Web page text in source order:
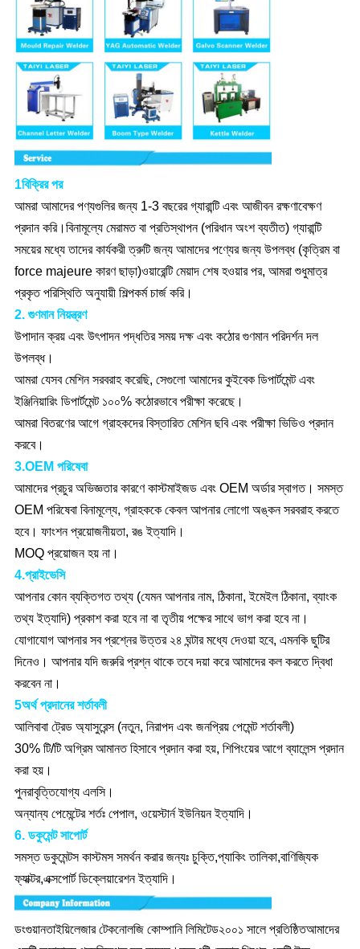
1বিক্রির পর
আমরা আমাদের পণ্যগুলির জন্য 1-3 বছরের গ্যারান্টি এবং আজীবন রক্ষণাবেক্ষণ
প্রদান করি।বিনামূল্যে মেরামত বা প্রতিস্থাপন (পরিধান অংশ ব্যতীত) গ্যারান্টি
সময়ের মধ্যে তাদের কার্যকরী ত্রুটি জন্য আমাদের পণ্যের জন্য উপলব্ধ (কৃত্রিম বা
force majeure কারণ ছাড়া)ওয়ারেন্টি মেয়াদ শেষ হওয়ার পর, আমরা শুধুমাত্র
প্রকৃত পরিস্থিতি অনুযায়ী শিল্পকর্ম চার্জ করি।
2. গুণমান নিয়ন্ত্রণ
উপাদান ক্রয় এবং উৎপাদন পদ্ধতির সময় দক্ষ এবং কঠোর গুণমান পরিদর্শন দল
উপলব্ধ।
আমরা যেসব মেশিন সরবরাহ করেছি, সেগুলো আমাদের কুইবেক ডিপার্টমেন্ট এবং
ইঞ্জিনিয়ারিং ডিপার্টমেন্ট ১০০% কঠোরভাবে পরীক্ষা করেছে।
আমরা বিতরণের আগে গ্রাহকদের বিস্তারিত মেশিন ছবি এবং পরীক্ষা ভিডিও প্রদান
করবে।
3.OEM পরিষেবা
আমাদের প্রচুর অভিজ্ঞতার কারণে কাস্টমাইজড এবং OEM অর্ডার স্বাগত। সমস্ত
OEM পরিষেবা বিনামূল্যে, গ্রাহককে কেবল আপনার লোগো অঙ্কন সরবরাহ করতে
হবে। ফাংশন প্রয়োজনীয়তা, রঙ ইত্যাদি।
MOQ প্রয়োজন হয় না।
4.প্রাইভেসি
আপনার কোন ব্যক্তিগত তথ্য (যেমন আপনার নাম, ঠিকানা, ইমেইল ঠিকানা, ব্যাংক
তথ্য ইত্যাদি) প্রকাশ করা হবে না বা তৃতীয় পক্ষের সাথে ভাগ করা হবে না।
যোগাযোগ আপনার সব প্রশ্নের উত্তর ২৪ ঘন্টার মধ্যে দেওয়া হবে, এমনকি ছুটির
দিনেও। আপনার যদি জরুরি প্রশ্ন থাকে তবে দয়া করে আমাদের কল করতে দ্বিধা
করবেন না।
5অর্থ প্রদানের শর্তাবলী
আলিবাবা ট্রেড অ্যাসুরেন্স (নতুন, নিরাপদ এবং জনপ্রিয় পেমেন্ট শর্তাবলী)
30% টি/টি অগ্রিম আমানত হিসাবে প্রদান করা হয়, শিপিংয়ের আগে ব্যালেন্স প্রদান
করা হয়।
পুনরাবৃত্তিযোগ্য এলসি।
অন্যান্য পেমেন্টের শর্তঃ পেপাল, ওয়েস্টার্ন ইউনিয়ন ইত্যাদি।
6. ডকুমেন্ট সাপোর্ট
সমস্ত ডকুমেন্টস কাস্টমস সমর্থন করার জন্যঃ চুক্তি,প্যাকিং তালিকা,বাণিজ্যিক
ফ্যাক্টর,এক্সপোর্ট ডিক্লেয়ারেশন ইত্যাদি।
ডংগুয়ানতাইয়িলেজার টেকনোলজি কোম্পানি লিমিটেড২০০১ সালে প্রতিষ্ঠিতআমাদের